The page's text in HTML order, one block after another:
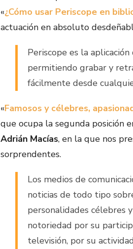
«¿Cómo usar Periscope en
actuación en absoluto
Periscope es la aplicación
permitiendo grabar y
fácilmente desde
«Famosos y célebres,
que ocupa la segunda posición
Adrián Macías, en la que nos
sorprendentes.
Los medios de
noticias de todo tipo
personalidades célebres
notoriedad por su
televisión, por su